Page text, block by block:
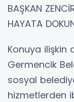
BAŞKAN
HAYATA
Konuya ilişkin
Germencik
sosyal
hizmetlerden